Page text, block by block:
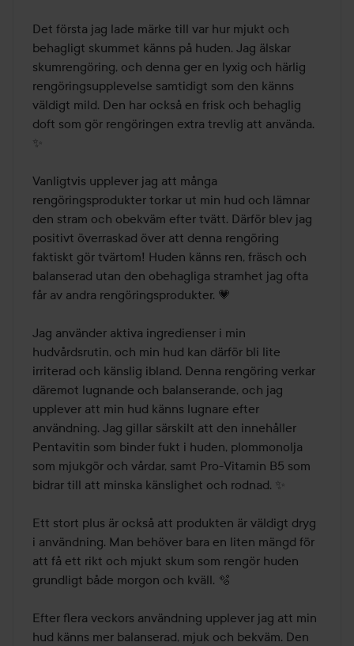
Det första jag lade märke till var hur mjukt och
behagligt skummet känns på huden. Jag älskar
skumrengöring, och denna ger en lyxig och härlig
rengöringsupplevelse samtidigt som den känns
väldigt mild. Den har också en frisk och behaglig
doft som gör rengöringen extra trevlig att använda.
✨
Vanligtvis upplever jag att många
rengöringsprodukter torkar ut min hud och lämnar
den stram och obekväm efter tvätt. Därför blev jag
positivt överraskad över att denna rengöring
faktiskt gör tvärtom! Huden känns ren, fräsch och
balanserad utan den obehagliga stramhet jag ofta
får av andra rengöringsprodukter. 💗
Jag använder aktiva ingredienser i min
hudvårdsrutin, och min hud kan därför bli lite
irriterad och känslig ibland. Denna rengöring verkar
däremot lugnande och balanserande, och jag
upplever att min hud känns lugnare efter
användning. Jag gillar särskilt att den innehåller
Pentavitin som binder fukt i huden, plommonolja
som mjukgör och vårdar, samt Pro-Vitamin B5 som
bidrar till att minska känslighet och rodnad. ✨
Ett stort plus är också att produkten är väldigt dryg
i användning. Man behöver bara en liten mängd för
att få ett rikt och mjukt skum som rengör huden
grundligt både morgon och kväll. 🫧
Efter flera veckors användning upplever jag att min
hud känns mer balanserad, mjuk och bekväm. Den